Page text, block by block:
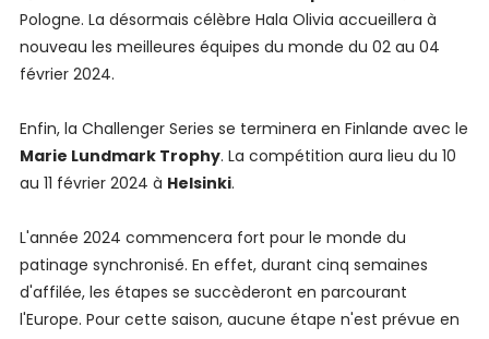
Pologne. La désormais célèbre Hala Olivia accueillera à
nouveau les meilleures équipes du monde du 02 au 04
février 2024.
Enfin, la Challenger Series se terminera en Finlande avec le
Marie Lundmark Trophy. La compétition aura lieu du 10
au 11 février 2024 à Helsinki.
L'année 2024 commencera fort pour le monde du
patinage synchronisé. En effet, durant cinq semaines
d'affilée, les étapes se succèderont en parcourant
l'Europe. Pour cette saison, aucune étape n'est prévue en